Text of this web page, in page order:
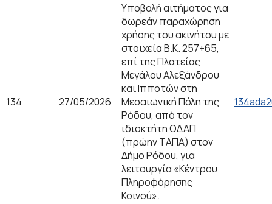
134 27/05/2026
Υποβολή αιτήματος για
δωρεάν παραχώρηση
χρήσης του ακινήτου με
στοιχεία Β.Κ. 257+65,
επί της Πλατείας
Μεγάλου Αλεξάνδρου
και Ιπποτών στη
Μεσαιωνική Πόλη της
Ρόδου, από τον
ιδιοκτήτη ΟΔΑΠ
(πρώην ΤΑΠΑ) στον
Δήμο Ρόδου, για
λειτουργία «Κέντρου
Πληροφόρησης
Κοινού».